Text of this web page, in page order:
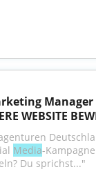
WEBSITE
Media-
Du sprichst..."